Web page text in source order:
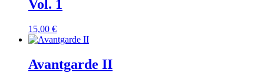
Vol. 1
15,00 €
Avantgarde II